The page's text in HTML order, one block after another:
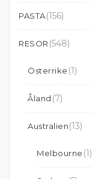
PASTA(156)
RESOR (548)
Österrike (1)
Åland (7)
Australien(13)
Melbourne (1)